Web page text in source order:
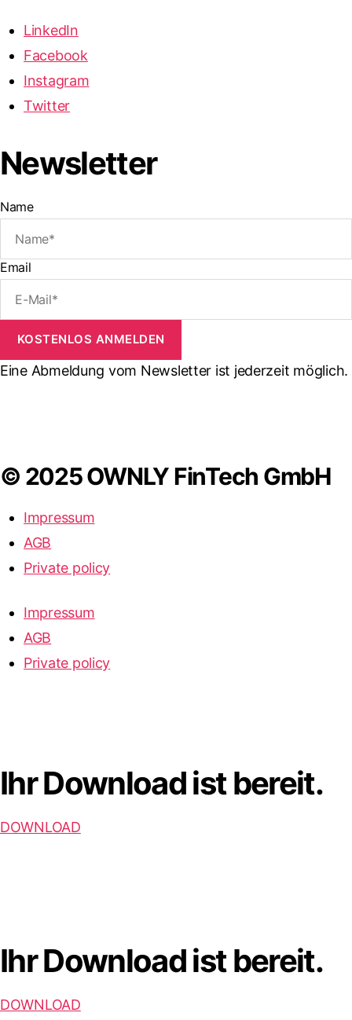
LinkedIn
Facebook
Instagram
Twitter
Newsletter
Name
Email
KOSTENLOS ANMELDEN
Eine Abmeldung vom Newsletter ist jederzeit möglich.
© 2025 OWNLY FinTech GmbH
Impressum
AGB
Private policy
Impressum
AGB
Private policy
Ihr Download ist bereit.
DOWNLOAD
Ihr Download ist bereit.
DOWNLOAD